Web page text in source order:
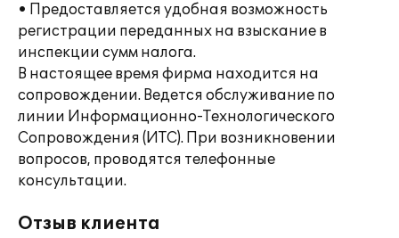
• Предоставляется удобная возможность
регистрации переданных на взыскание в
инспекции сумм налога.
В настоящее время фирма находится на
сопровождении. Ведется обслуживание по
линии Информационно-Технологического
Сопровождения (ИТС). При возникновении
вопросов, проводятся телефонные
консультации.
Отзыв клиента